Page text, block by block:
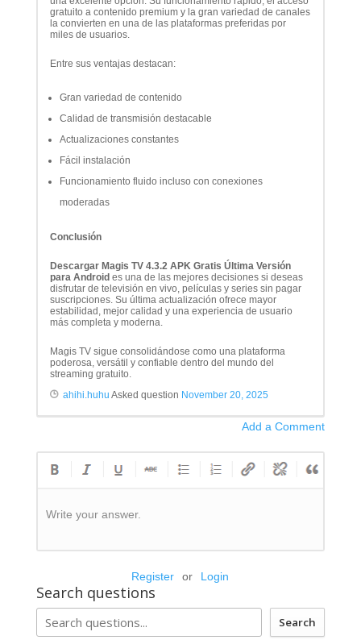
gratuito a contenido premium y la gran variedad de canales
la convierten en una de las plataformas preferidas por
miles de usuarios.
Entre sus ventajas destacan:
Gran variedad de contenido
Calidad de transmisión destacable
Actualizaciones constantes
Fácil instalación
Funcionamiento fluido incluso con conexiones
moderadas
Conclusión
Descargar Magis TV 4.3.2 APK Gratis Última Versión
para Android es una de las mejores decisiones si deseas
disfrutar de televisión en vivo, películas y series sin pagar
suscripciones. Su última actualización ofrece mayor
estabilidad, mejor calidad y una experiencia de usuario
más completa y moderna.
Magis TV sigue consolidándose como una plataforma
poderosa, versátil y confiable dentro del mundo del
streaming gratuito.
ahihi.huhu Asked question November 20, 2025
Add a Comment
Write your answer.
Register or Login
Search questions
Search